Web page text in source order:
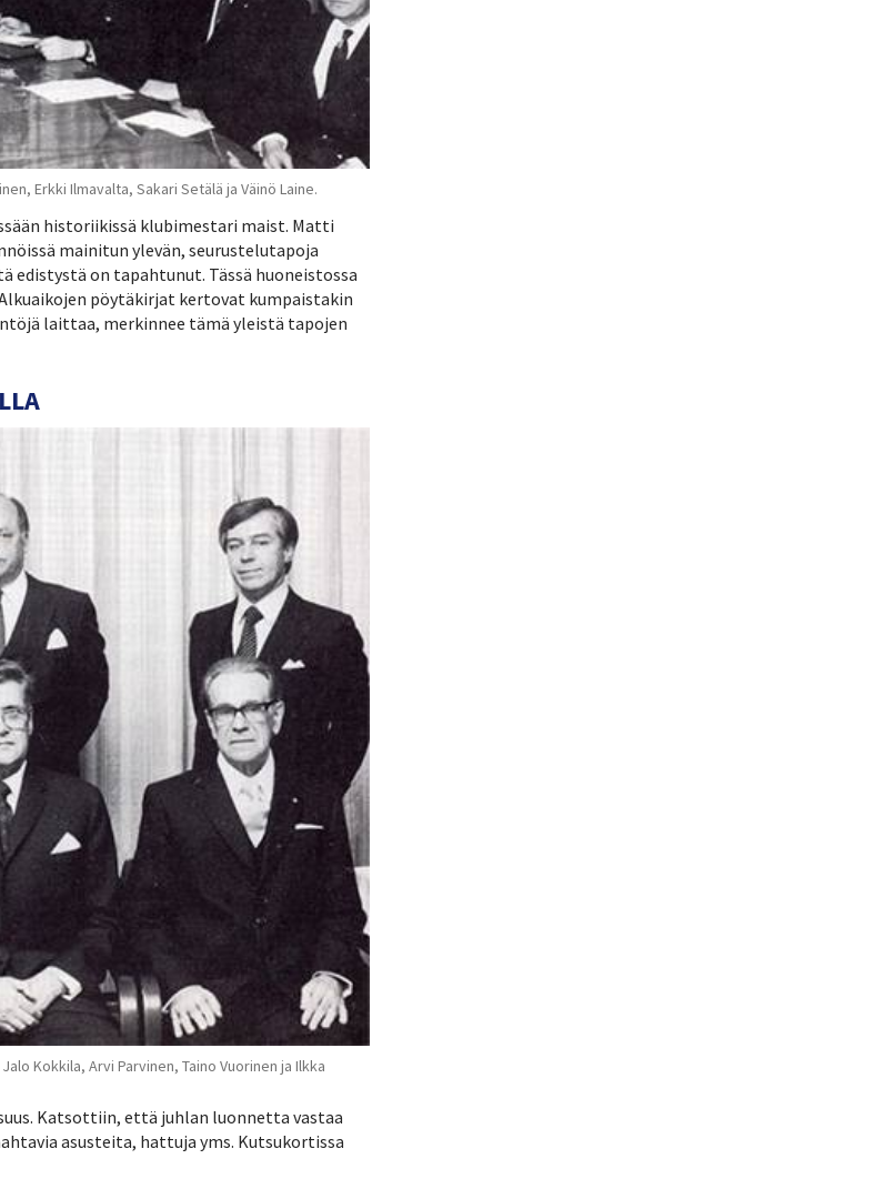
Erkki Ilmavalta, Sakari Setälä ja Väinö Laine.
historiikissä klubimestari maist. Matti
mainitun ylevän, seurustelutapoja
on tapahtunut. Tässä huoneistossa
pöytäkirjat kertovat kumpaistakin
laittaa, merkinnee tämä yleistä tapojen
Kokkila, Arvi Parvinen, Taino Vuorinen ja Ilkka
Katsottiin, että juhlan luonnetta vastaa
asusteita, hattuja yms. Kutsukortissa